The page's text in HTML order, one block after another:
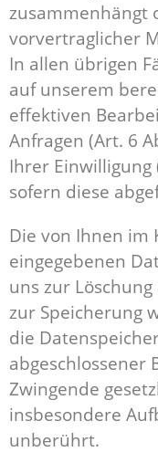
zusammenhängt
vorvertraglicher
In allen übrigen
auf unserem
effektiven
Anfragen (Art. 6
Ihrer Einwilligung
sofern diese
Die von Ihnen
eingegebenen
uns zur
zur Speicherung
die
abgeschlossener
Zwingende
insbesondere
unberührt.